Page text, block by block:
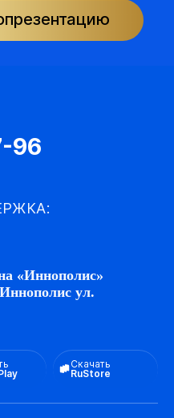
96
«Иннополис»
ул.
Скачать
RuStore